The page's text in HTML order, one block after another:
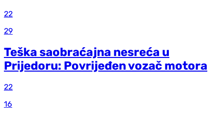
22
29
Teška saobraćajna nesreća u
Prijedoru: Povrijeđen vozač motora
22
16